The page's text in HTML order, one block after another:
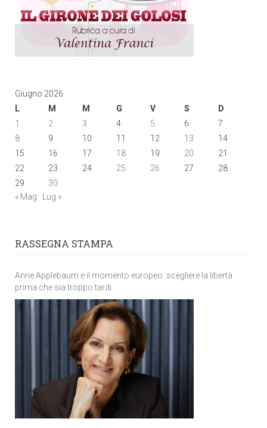
Giugno 2026
L
M M G V S
D
1
2 3 4 5 6
7
8
9 10 11 12 13
14
15
16 17 18 19 20
21
22
23 24 25 26 27
28
29
30
« Mag
Lug »
RASSEGNA STAMPA
Anne Applebaum e il momento europeo: scegliere la libertà
prima che sia troppo tardi